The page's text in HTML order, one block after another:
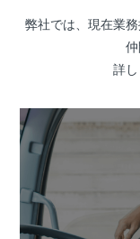
弊社では、現在業
詳し